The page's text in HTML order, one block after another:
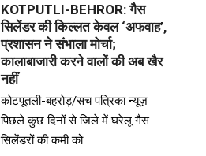
KOTPUTLI-BEHROR: गैस
सिलेंडर की किल्लत केवल ‘अफवाह’,
प्रशासन ने संभाला मोर्चा;
कालाबाजारी करने वालों की अब खैर
नहीं
कोटपूतली-बहरोड़/सच पत्रिका न्यूज़
पिछले कुछ दिनों से जिले में घरेलू गैस
सिलेंडरों की कमी को